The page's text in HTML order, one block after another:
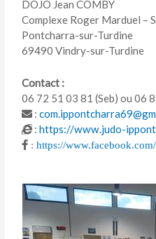
DOJO Jean COMBY
Complexe Roger Marduel –
Pontcharra-sur-Turdine
69490 Vindry-sur-Turdine
Contact :
06 72 51 03 81 (Seb) ou 06
:
:https://www.judo-
:https://